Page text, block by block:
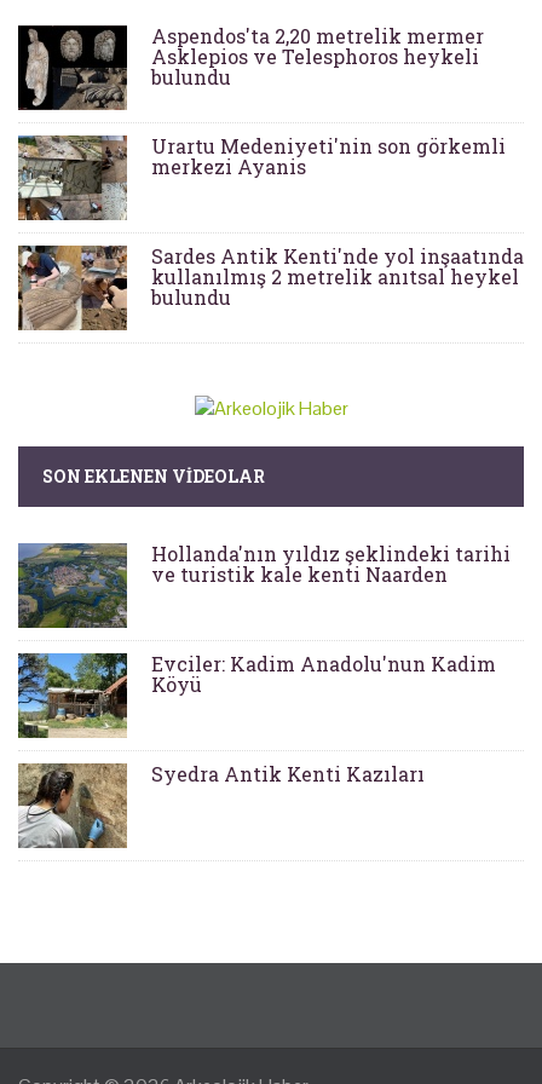
Aspendos'ta 2,20 metrelik mermer
Asklepios ve Telesphoros heykeli
bulundu
Urartu Medeniyeti'nin son görkemli
merkezi Ayanis
Sardes Antik Kenti'nde yol inşaatında
kullanılmış 2 metrelik anıtsal heykel
bulundu
SON EKLENEN VIDEOLAR
Hollanda'nın yıldız şeklindeki tarihi
ve turistik kale kenti Naarden
Evciler: Kadim Anadolu'nun Kadim
Köyü
Syedra Antik Kenti Kazıları